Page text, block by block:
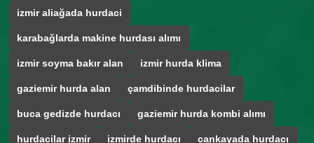
izmir aliağada hurdaci
karabağlarda makine hurdası alımı
izmir soyma bakır alan izmir hurda klima
gaziemir hurda alan çamdibinde hurdacilar
buca gedizde hurdacı gaziemir hurda kombi alımı
hurdacilar izmir izmirde hurdacı cankayada hurdacı